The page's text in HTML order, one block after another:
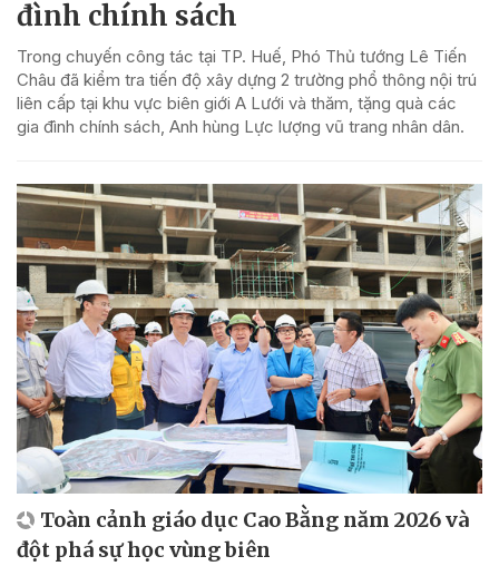
đình chính sách
Trong chuyến công tác tại TP. Huế, Phó Thủ tướng Lê Tiến
Châu đã kiểm tra tiến độ xây dựng 2 trường phổ thông nội trú
liên cấp tại khu vực biên giới A Lưới và thăm, tặng quà các
gia đình chính sách, Anh hùng Lực lượng vũ trang nhân dân.
Toàn cảnh giáo dục Cao Bằng năm 2026 và
đột phá sự học vùng biên